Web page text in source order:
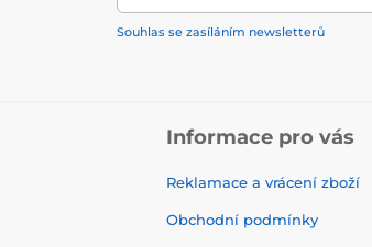
Souhlas se zasíláním newsletterů
Informace pro vás
Reklamace a vrácení zboží
Obchodní podmínky